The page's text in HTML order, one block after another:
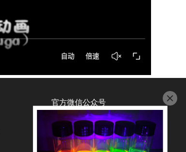
官方微信公众号